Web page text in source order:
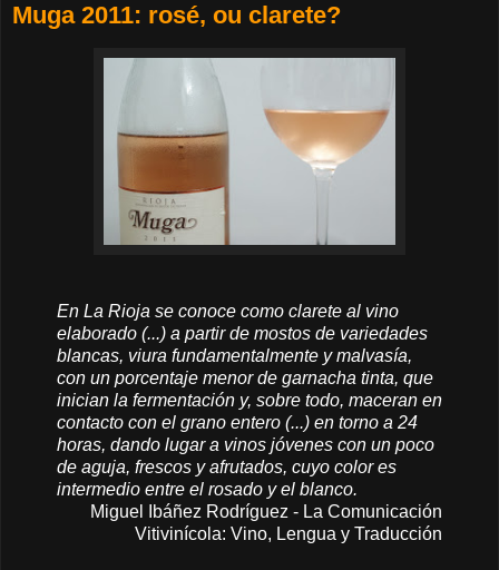
Muga 2011: rosé, ou clarete?
En La Rioja se conoce como clarete al vino
elaborado (...) a partir de mostos de variedades
blancas, viura fundamentalmente y malvasía,
con un porcentaje menor de garnacha tinta, que
inician la fermentación y, sobre todo, maceran en
contacto con el grano entero (...) en torno a 24
horas, dando lugar a vinos jóvenes con un poco
de aguja, frescos y afrutados, cuyo color es
intermedio entre el rosado y el blanco.
Miguel Ibáñez Rodríguez - La Comunicación
Vitivinícola: Vino, Lengua y Traducción